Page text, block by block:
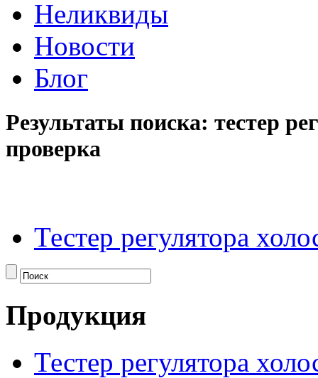
Неликвиды
Новости
Блог
Результаты поиска: тестер
проверка
Тестер регулятора
Продукция
Тестер регулятора